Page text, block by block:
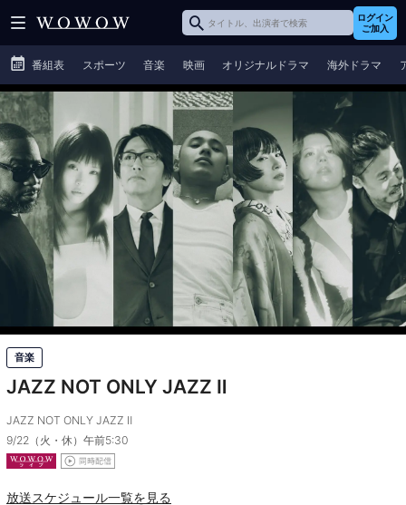
ログイン
ご加入
番組表 スポーツ 音楽 映画 オリジナルドラマ 海外ドラマ
音楽
JAZZ NOT ONLY JAZZ Ⅱ
JAZZ NOT ONLY JAZZ Ⅱ
9/22（火・休）午前5:30
放送スケジュール一覧を見る